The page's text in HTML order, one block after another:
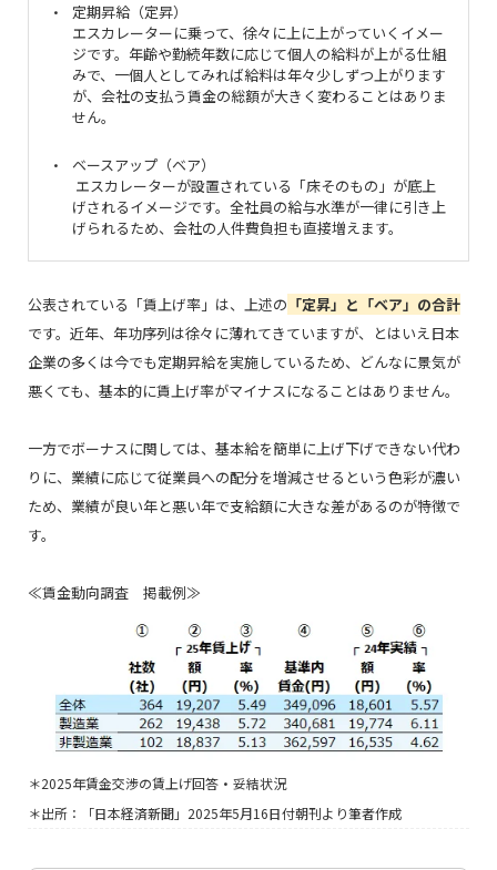
定期昇給（定昇）
エスカレーターに乗って、徐々に上に上がっていくイメー
ジです。年齢や勤続年数に応じて個人の給料が上がる仕組
みで、一個人としてみれば給料は年々少しずつ上がります
が、会社の支払う賃金の総額が大きく変わることはありま
せん。
ベースアップ（ベア）
エスカレーターが設置されている「床そのもの」が底上
げされるイメージです。全社員の給与水準が一律に引き上
げられるため、会社の人件費負担も直接増えます。
公表されている「賃上げ率」は、上述の 「定昇」と「ベア」の合計
です。近年、年功序列は徐々に薄れてきていますが、とはいえ日本
企業の多くは今でも定期昇給を実施しているため、どんなに景気が
悪くても、基本的に賃上げ率がマイナスになることはありません。
一方でボーナスに関しては、基本給を簡単に上げ下げできない代わ
りに、業績に応じて従業員への配分を増減させるという色彩が濃い
ため、業績が良い年と悪い年で支給額に大きな差があるのが特徴で
す。
≪賃金動向調査 掲載例≫
＊2025年賃金交渉の賃上げ回答・妥結状況
＊出所：「日本経済新聞」2025年5月16日付朝刊より筆者作成